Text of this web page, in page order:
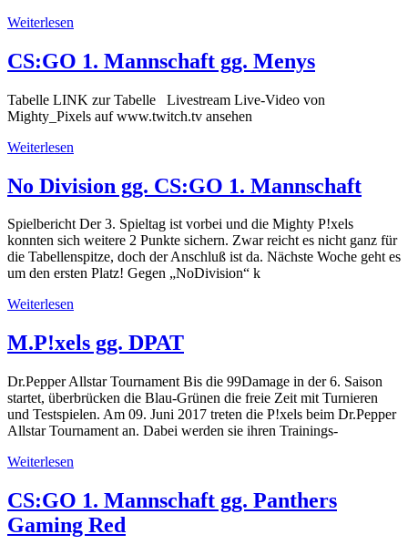
Weiterlesen
CS:GO 1. Mannschaft gg. Menys
Tabelle LINK zur Tabelle Livestream Live-Video von
Mighty_Pixels auf www.twitch.tv ansehen
Weiterlesen
No Division gg. CS:GO 1. Mannschaft
Spielbericht Der 3. Spieltag ist vorbei und die Mighty P!xels
konnten sich weitere 2 Punkte sichern. Zwar reicht es nicht ganz für
die Tabellenspitze, doch der Anschluß ist da. Nächste Woche geht es
um den ersten Platz! Gegen „NoDivision“ k
Weiterlesen
M.P!xels gg. DPAT
Dr.Pepper Allstar Tournament Bis die 99Damage in der 6. Saison
startet, überbrücken die Blau-Grünen die freie Zeit mit Turnieren
und Testspielen. Am 09. Juni 2017 treten die P!xels beim Dr.Pepper
Allstar Tournament an. Dabei werden sie ihren Trainings-
Weiterlesen
CS:GO 1. Mannschaft gg. Panthers
Gaming Red